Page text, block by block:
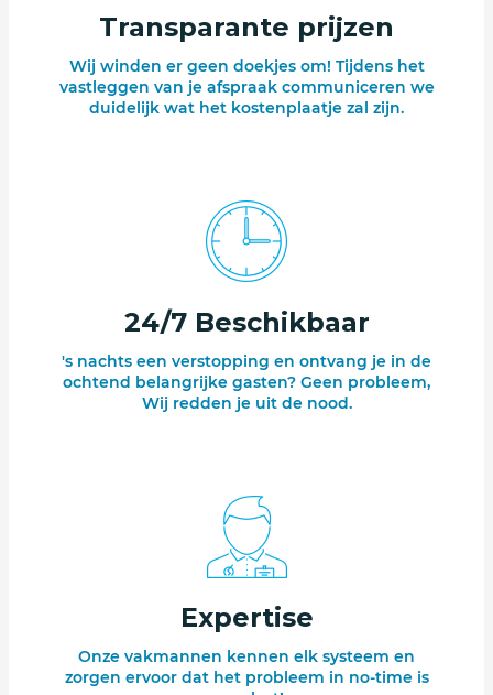
Transparante prijzen
Wij winden er geen doekjes om! Tijdens het
vastleggen van je afspraak communiceren we
duidelijk wat het kostenplaatje zal zijn.
24/7 Beschikbaar
's nachts een verstopping en ontvang je in de
ochtend belangrijke gasten? Geen probleem,
Wij redden je uit de nood.
Expertise
Onze vakmannen kennen elk systeem en
zorgen ervoor dat het probleem in no-time is